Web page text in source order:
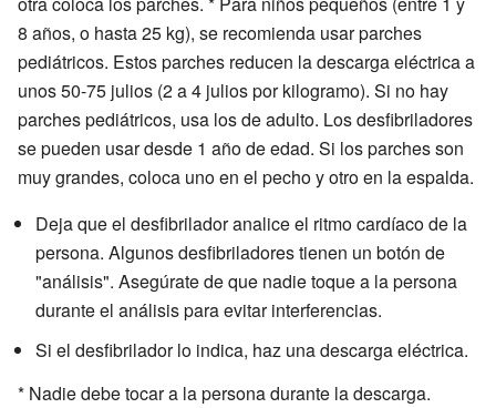
8 años, o hasta 25 kg), se recomienda usar parches
pediátricos. Estos parches reducen la descarga eléctrica a
unos 50-75 julios (2 a 4 julios por kilogramo). Si no hay
parches pediátricos, usa los de adulto. Los desfibriladores
se pueden usar desde 1 año de edad. Si los parches son
muy grandes, coloca uno en el pecho y otro en la espalda.
Deja que el desfibrilador analice el ritmo cardíaco de la
persona. Algunos desfibriladores tienen un botón de
"análisis". Asegúrate de que nadie toque a la persona
durante el análisis para evitar interferencias.
Si el desfibrilador lo indica, haz una descarga eléctrica.
* Nadie debe tocar a la persona durante la descarga.